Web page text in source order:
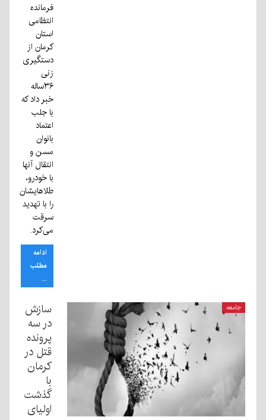
فرمانده
انتظامی
استان
کرمان از
دستگیری
زنی
۳۶ساله
خبر داد که
با جلب
اعتماد
بانوان
مسن و
انتقال آنها
با خودرو،
طلاهایشان
را با تهدید
سرقت
می‌کرد.
ادامه
مطلب
...
جامعه
سازش
در سه
پرونده
قتل در
کرمان
با
گذشت
اولیای